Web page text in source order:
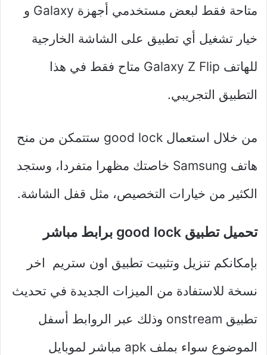
متاحة فقط لبعض مستخدمي أجهزة Galaxy و
خيار تشغيل أي تطبيق على الشاشة الخارجية
للهاتف Galaxy Z Flip متاح فقط في هذا
التطبيق التجريبي.
من خلال استعمال good lock ستتمكن من منح
هاتف Samsung خاصتك مظهرا متفردا، وستجد
الكثير من خيارات التخصيص، مثل قفل الشاشة.
تحميل تطبيق good lock برابط مباشر
بإمكانكم تنزيل وتثبيت تطبيق اون ستريم اخر
نسخة للاستفادة من الميزات الجديدة في تحديث
تطبيق onstream وذلك عبر الروابط أسفل
الموضوع سواء بملف apk مباشر لموبايل